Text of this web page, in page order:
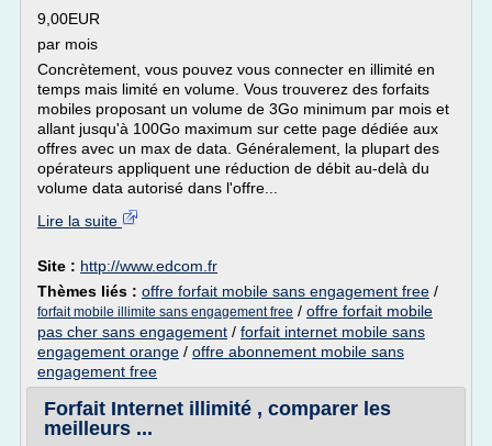
9,00EUR
par mois
Concrètement, vous pouvez vous connecter en illimité en
temps mais limité en volume. Vous trouverez des forfaits
mobiles proposant un volume de 3Go minimum par mois et
allant jusqu'à 100Go maximum sur cette page dédiée aux
offres avec un max de data. Généralement, la plupart des
opérateurs appliquent une réduction de débit au-delà du
volume data autorisé dans l'offre...
Lire la suite
Site : http://www.edcom.fr
Thèmes liés : offre forfait mobile sans engagement free /
forfait mobile illimite sans engagement free / offre forfait mobile
pas cher sans engagement / forfait internet mobile sans
engagement orange / offre abonnement mobile sans
engagement free
Forfait Internet illimité , comparer les
meilleurs ...